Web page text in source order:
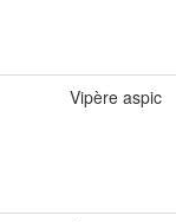
Vipère aspic